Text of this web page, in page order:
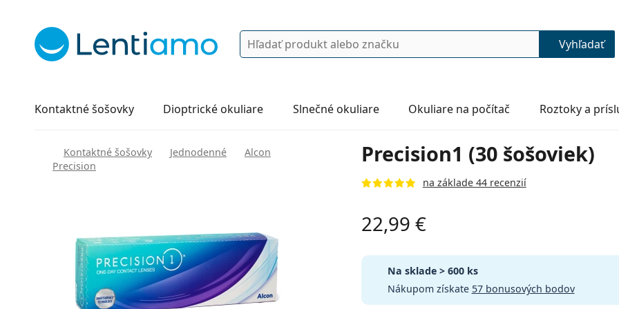
Vyhľadávanie Vyhľadať
Kontaktné šošovky
Roztoky Dioptrické okuliare Slnečné okuliare Okuliare na počítač Roztoky a
Všetko o nákupe
Precision1 (30 šošoviek)
na základe 44 recenzií
Kontaktné šošovky Jednodenné
Alcon
Precision
22,99 €
Na sklade > 600 ks
Nákupom získate 57 bonusových bodov